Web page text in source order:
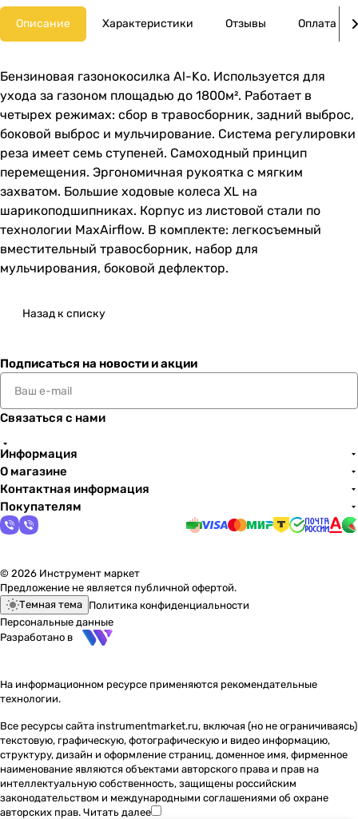
Описание Характеристики Отзывы Оплата
Бензиновая газонокосилка Al-Ko. Используется для
ухода за газоном площадью до 1800м². Работает в
четырех режимах: сбор в травосборник, задний выброс,
боковой выброс и мульчирование. Система регулировки
реза имеет семь ступеней. Самоходный принцип
перемещения. Эргономичная рукоятка с мягким
захватом. Большие ходовые колеса XL на
шарикоподшипниках. Корпус из листовой стали по
технологии MaxAirflow. В комплекте: легкосъемный
вместительный травосборник, набор для
мульчирования, боковой дефлектор.
Назад к списку
Подписаться на новости и акции
Связаться с нами
Информация
О магазине
Контактная информация
Покупателям
© 2026 Инструмент маркет
Предложение не является публичной офертой.
Темная тема Политика конфиденциальности
Персональные данные
Разработано в
На информационном ресурсе применяются рекомендательные
технологии.
Все ресурсы сайта instrumentmarket.ru, включая (но не ограничиваясь)
текстовую, графическую, фотографическую и видео информацию,
структуру, дизайн и оформление страниц, доменное имя, фирменное
наименование являются объектами авторского права и прав на
интеллектуальную собственность, защищены российским
законодательством и международными соглашениями об охране
авторских прав. Читать далее